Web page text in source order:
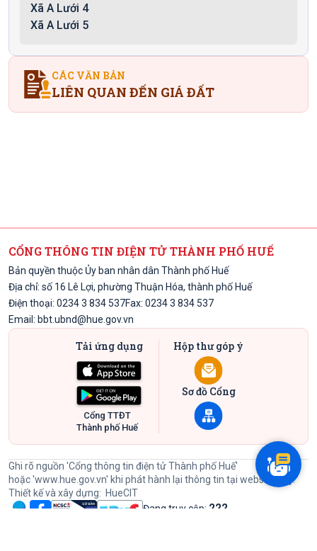
Xã A Lưới 4
Xã A Lưới 5
CÁC VĂN BẢN
LIÊN QUAN ĐẾN GIÁ ĐẤT
CỔNG THÔNG TIN ĐIỆN TỬ THÀNH PHỐ HUẾ
Bản quyền thuộc Ủy ban nhân dân Thành phố Huế
Địa chỉ: số 16 Lê Lợi, phường Thuận Hóa, thành phố Huế
Điện thoại: 0234 3 834 537Fax: 0234 3 834 537
Email: bbt.ubnd@hue.gov.vn
Tải ứng dụng
Cổng TTĐT
Thành phố Huế
Hộp thư góp ý
Sơ đồ Cổng
Ghi rõ nguồn 'Cổng thông tin điện tử Thành phố Huế'
hoặc'www.hue.gov.vn' khi phát hành lại thông tin tại website này.
Thiết kế và xây dựng: HueCIT
Đang truy cập: 222